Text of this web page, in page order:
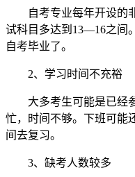
自考专业每年开设的非
试科目多达到13—16之间
自考毕业了。
2、学习时间不充裕
大多考生可能是已经参
忙，时间不够。下班可能
间去复习。
3、缺考人数较多